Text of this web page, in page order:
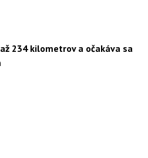
234 kilometrov a očakáva sa